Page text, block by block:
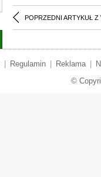
POPRZEDNI ARTYKUŁ Z
Regulamin Reklama
©